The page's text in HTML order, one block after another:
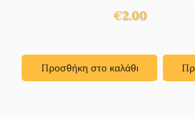
€2.00
Προσθήκη στο καλάθι